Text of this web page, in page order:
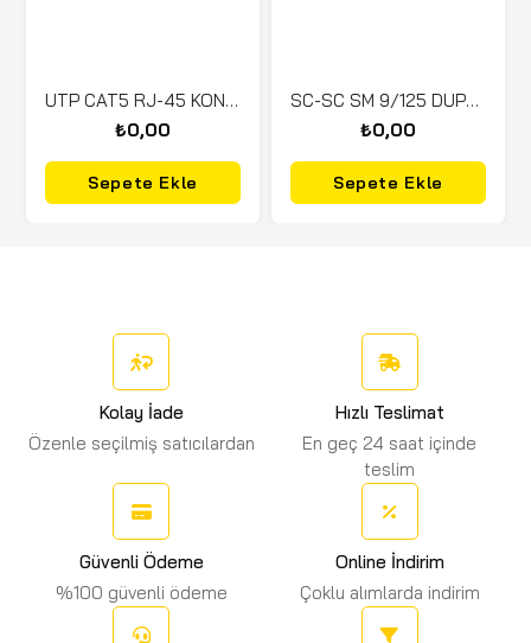
UTP CAT5 RJ-45 KONNEKTÖR
₺0,00
Sepete Ekle
SC-SC SM 9/125 DUPLEX PATCH CORD LSZH 5 MT
₺0,00
Sepete Ekle
Kolay İade
Özenle seçilmiş satıcılardan
Hızlı Teslimat
En geç 24 saat içinde
teslim
Güvenli Ödeme
%100 güvenli ödeme
Online İndirim
Çoklu alımlarda indirim